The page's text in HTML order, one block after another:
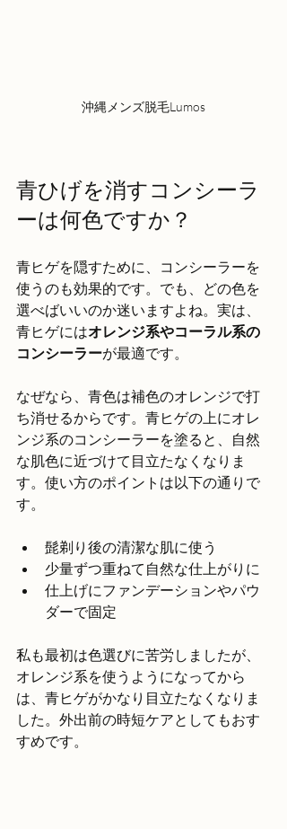
沖縄メンズ脱毛Lumos
青ひげを消すコンシーラ
ーは何色ですか？
青ヒゲを隠すために、コンシーラーを
使うのも効果的です。でも、どの色を
選べばいいのか迷いますよね。実は、
青ヒゲにはオレンジ系やコーラル系の
コンシーラーが最適です。
なぜなら、青色は補色のオレンジで打
ち消せるからです。青ヒゲの上にオレ
ンジ系のコンシーラーを塗ると、自然
な肌色に近づけて目立たなくなりま
す。使い方のポイントは以下の通りで
す。
髭剃り後の清潔な肌に使う
少量ずつ重ねて自然な仕上がりに
仕上げにファンデーションやパウ
ダーで固定
私も最初は色選びに苦労しましたが、
オレンジ系を使うようになってから
は、青ヒゲがかなり目立たなくなりま
した。外出前の時短ケアとしてもおす
すめです。